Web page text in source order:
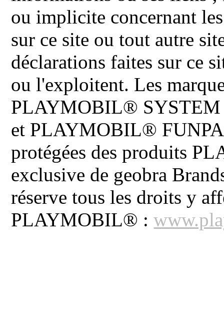
ou implicite concernant
sur ce site ou tout autre
déclarations faites sur ce
ou l'exploitent. Les
PLAYMOBIL®
et PLAYMOBIL®
protégées des produits
exclusive de geobra
réserve tous les droits y
PLAYMOBIL® :